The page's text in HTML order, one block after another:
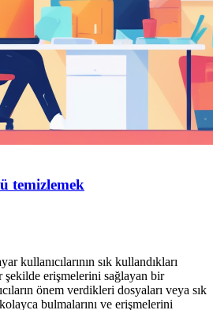
temizlemek
kullanıcılarının sık kullandıkları
şekilde erişmelerini sağlayan bir
önem verdikleri dosyaları veya sık
bulmalarını ve erişmelerini